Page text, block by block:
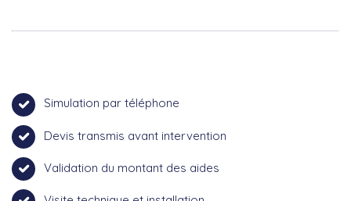
Simulation par téléphone
Devis transmis avant intervention
Validation du montant des aides